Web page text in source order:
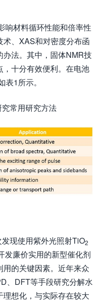
响材料循环性能和倍率性
、XAS和对密度分布函
法。其中，固体NMR技
十分有效便利。在电池
1所示。
常用研究方法
现使用紫外光照射TiO2
发廉价实用的新型催化剂
的关键因素。近年来众
、DFT等手段研究分解水
想化，与实际存在较大